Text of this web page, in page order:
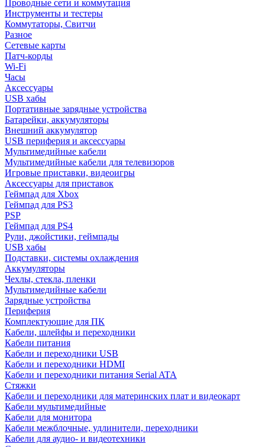
Проводные сети и коммутация
Инструменты и тестеры
Коммутаторы, Свитчи
Разное
Сетевые карты
Патч-корды
Wi-Fi
Часы
Аксессуары
USB хабы
Портативные зарядные устройства
Батарейки, аккумуляторы
Внешний аккумулятор
USB периферия и аксессуары
Мультимедийные кабели
Мультимедийные кабели для телевизоров
Игровые приставки, видеоигры
Аксессуары для приставок
Геймпад для Xbox
Геймпад для PS3
PSP
Геймпад для PS4
Рули, джойстики, геймпады
USB хабы
Подставки, системы охлаждения
Аккумуляторы
Чехлы, стекла, пленки
Мультимедийные кабели
Зарядные устройства
Периферия
Комплектующие для ПК
Кабели, шлейфы и переходники
Кабели питания
Кабели и переходники USB
Кабели и переходники HDMI
Кабели и переходники питания Serial ATA
Стяжки
Кабели и переходники для материнских плат и видеокарт
Кабели мультимедийные
Кабели для монитора
Кабели межблочные, удлинители, переходники
Кабели для аудио- и видеотехники